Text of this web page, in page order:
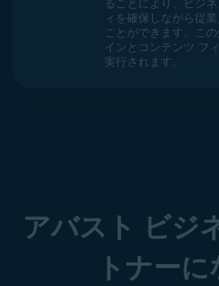
ィを確保しながら従
ことができます。こ
インとコンテンツ フ
実行されます。
アバスト ビジ
トナー